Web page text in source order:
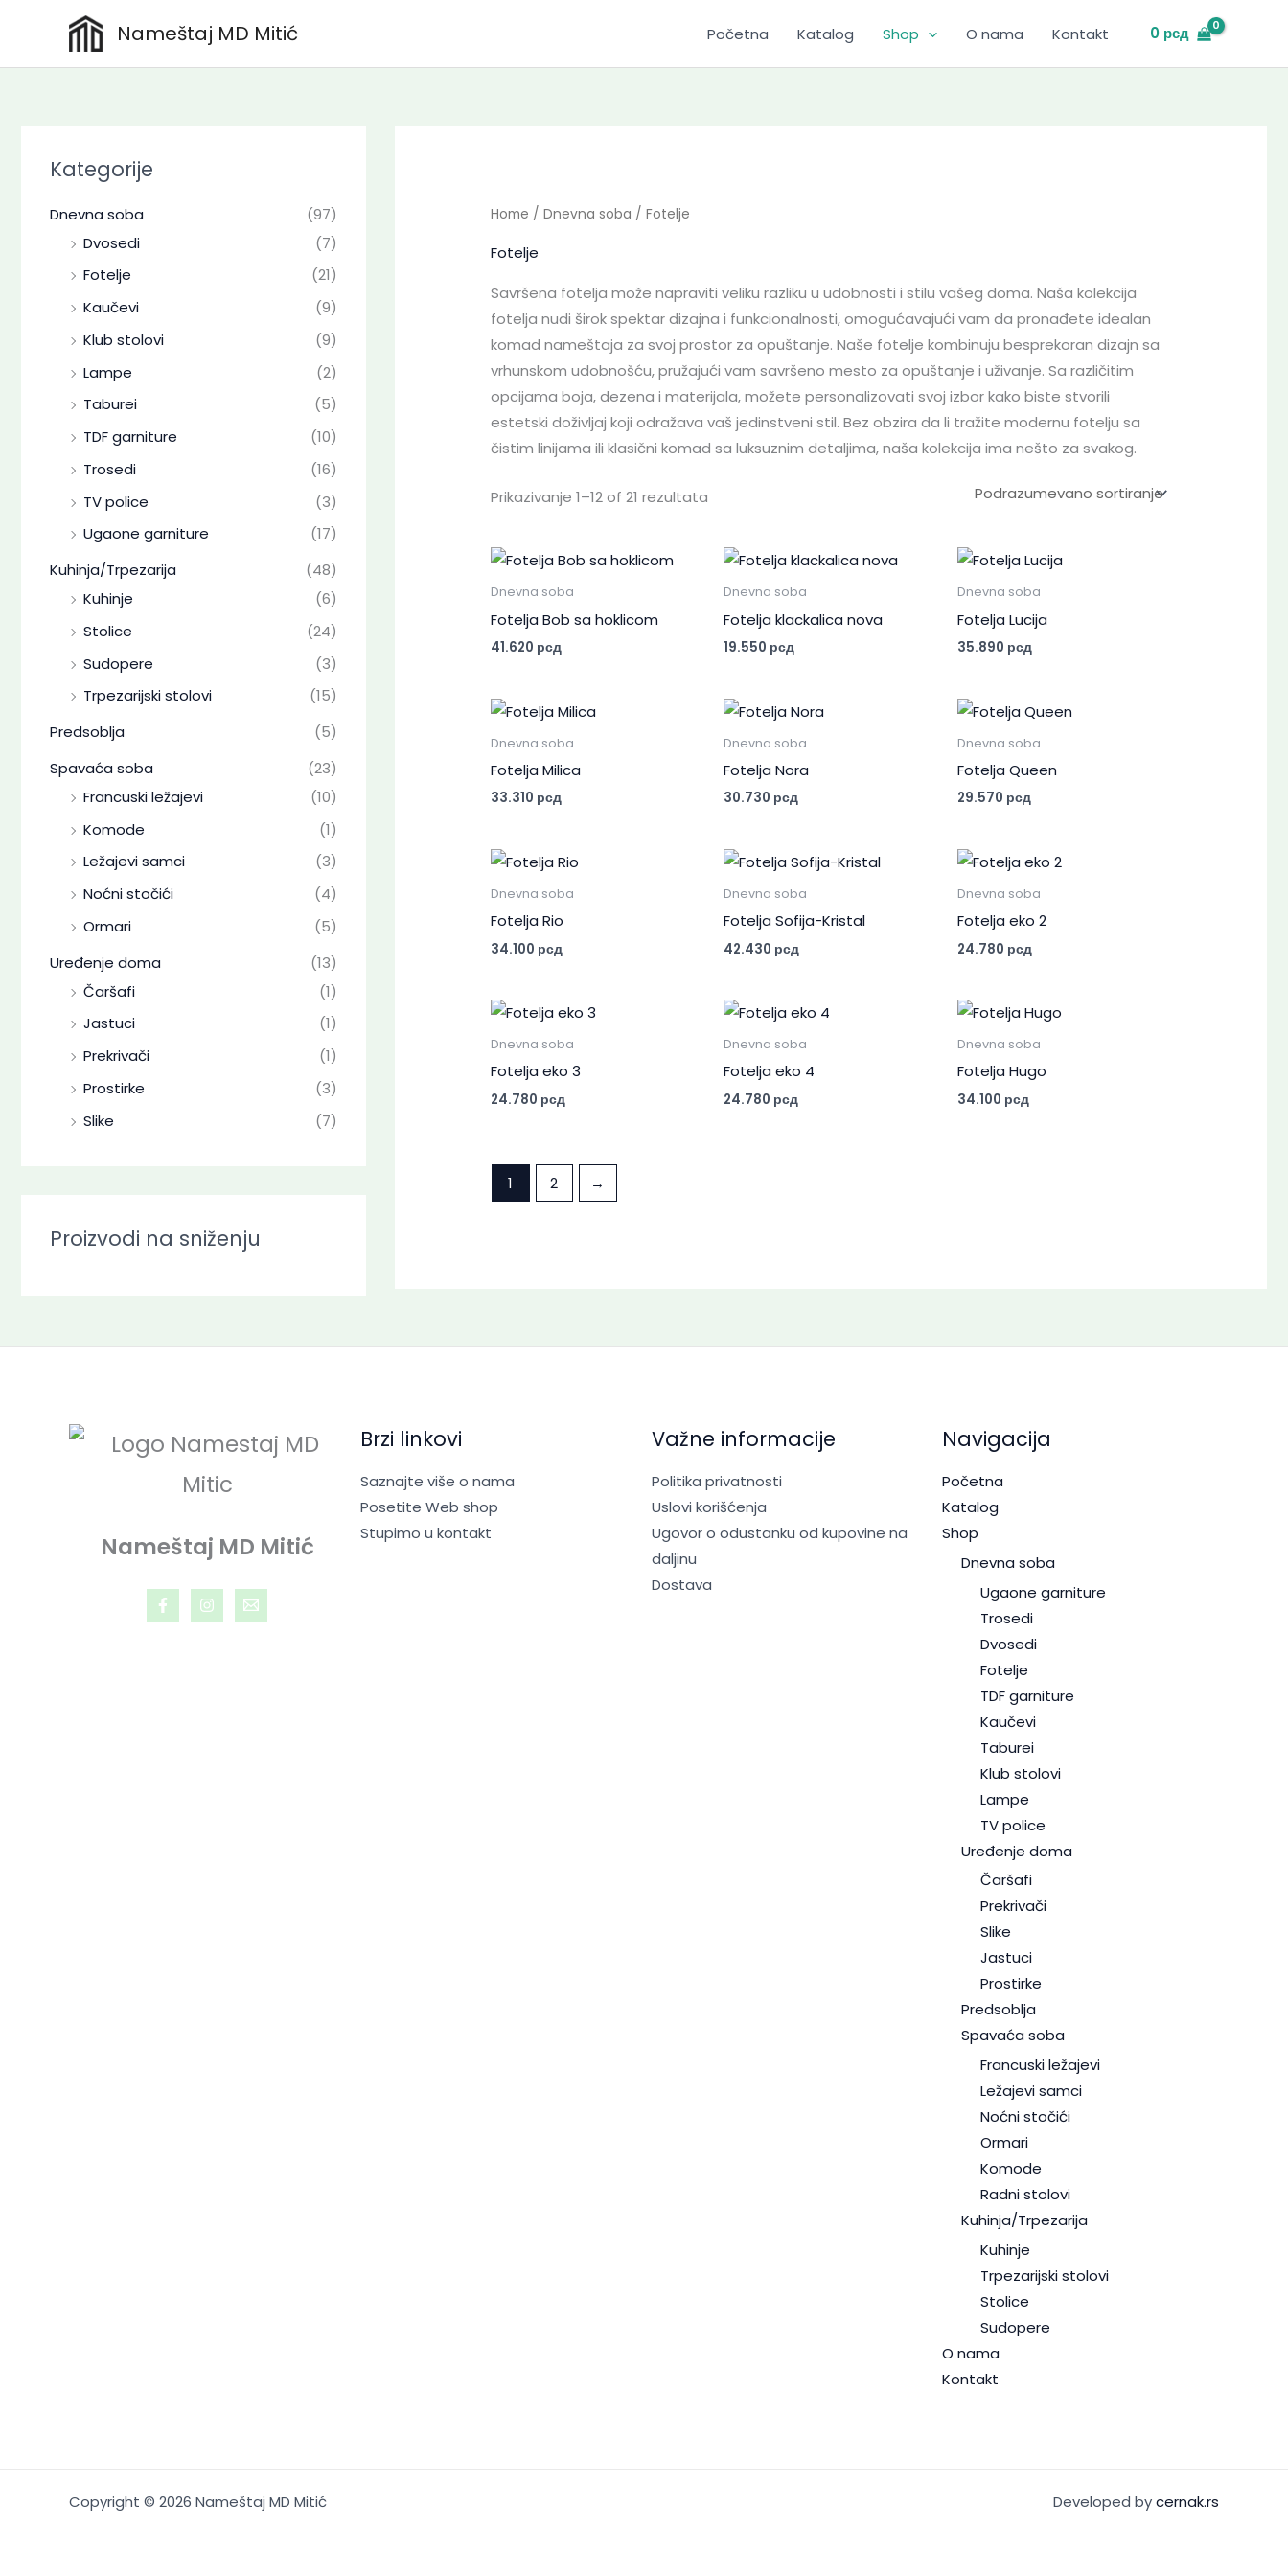
content
Nameštaj MD Mitić Početna Katalog Shop O nama Kontakt 0 рсд
Kategorije
Dnevna soba
(97)
Dvosedi
(7)
Fotelje
(21)
Kaučevi
(9)
Klub stolovi
(9)
Lampe
(2)
Taburei
(5)
TDF garniture
(10)
Trosedi
(16)
TV police
(3)
Ugaone garniture
(17)
Kuhinja/Trpezarija
(48)
Kuhinje
(6)
Stolice
(24)
Sudopere
(3)
Trpezarijski stolovi
(15)
Predsoblja
(5)
Spavaća soba
(23)
Francuski ležajevi
(10)
Komode
(1)
Ležajevi samci
(3)
Noćni stočići
(4)
Ormari
(5)
Uređenje doma
(13)
Čaršafi
(1)
Jastuci
(1)
Prekrivači
(1)
Prostirke
(3)
Slike
(7)
Proizvodi na sniženju
Home /Dnevna soba / Fotelje
Fotelje
Savršena fotelja može napraviti veliku razliku u udobnosti i stilu vašeg doma. Naša kolekcija
fotelja nudi širok spektar dizajna i funkcionalnosti, omogućavajući vam da pronađete idealan
komad nameštaja za svoj prostor za opuštanje. Naše fotelje kombinuju besprekoran dizajn sa
vrhunskom udobnošću, pružajući vam savršeno mesto za opuštanje i uživanje. Sa različitim
opcijama boja, dezena i materijala, možete personalizovati svoj izbor kako biste stvorili
estetski doživljaj koji odražava vaš jedinstveni stil. Bez obzira da li tražite modernu fotelju sa
čistim linijama ili klasični komad sa luksuznim detaljima, naša kolekcija ima nešto za svakog.
Prikazivanje 1–12 of 21 rezultata
Dnevna soba
Fotelja Bob sa hoklicom
41.620 рсд
Dnevna soba
Fotelja klackalica nova
19.550 рсд
Dnevna soba
Fotelja Lucija
35.890 рсд
Dnevna soba
Fotelja Milica
33.310 рсд
Dnevna soba
Fotelja Nora
30.730 рсд
Dnevna soba
Fotelja Queen
29.570 рсд
Dnevna soba
Fotelja Rio
34.100 рсд
Dnevna soba
Fotelja Sofija-Kristal
42.430 рсд
Dnevna soba
Fotelja eko 2
24.780 рсд
Dnevna soba
Fotelja eko 3
24.780 рсд
Dnevna soba
Fotelja eko 4
24.780 рсд
Dnevna soba
Fotelja Hugo
34.100 рсд
1 2 →
Nameštaj MD Mitić
Brzi linkovi
Saznajte više o nama
Posetite Web shop
Stupimo u kontakt
Važne informacije
Politika privatnosti
Uslovi korišćenja
Ugovor o odustanku od kupovine na
daljinu
Dostava
Navigacija
Početna
Katalog
Shop
Dnevna soba
Ugaone garniture
Trosedi
Dvosedi
Fotelje
TDF garniture
Kaučevi
Taburei
Klub stolovi
Lampe
TV police
Uređenje doma
Čaršafi
Prekrivači
Slike
Jastuci
Prostirke
Predsoblja
Spavaća soba
Francuski ležajevi
Ležajevi samci
Noćni stočići
Ormari
Komode
Radni stolovi
Kuhinja/Trpezarija
Kuhinje
Trpezarijski stolovi
Stolice
Sudopere
O nama
Kontakt
Copyright © 2026 Nameštaj MD Mitić Developed bycernak.rs